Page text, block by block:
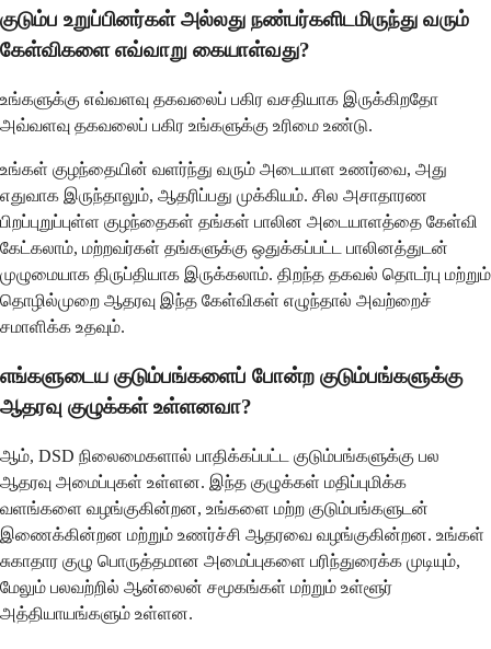
குடும்ப உறுப்பினர்கள் அல்லது நண்பர்களிடமிருந்து வரும்
கேள்விகளை எவ்வாறு கையாள்வது?
உங்களுக்கு எவ்வளவு தகவலைப் பகிர வசதியாக இருக்கிறதோ
அவ்வளவு தகவலைப் பகிர உங்களுக்கு உரிமை உண்டு.
உங்கள் குழந்தையின் வளர்ந்து வரும் அடையாள உணர்வை, அது
எதுவாக இருந்தாலும், ஆதரிப்பது முக்கியம். சில அசாதாரண
பிறப்புறுப்புள்ள குழந்தைகள் தங்கள் பாலின அடையாளத்தை கேள்வி
கேட்கலாம், மற்றவர்கள் தங்களுக்கு ஒதுக்கப்பட்ட பாலினத்துடன்
முழுமையாக திருப்தியாக இருக்கலாம். திறந்த தகவல் தொடர்பு மற்றும்
தொழில்முறை ஆதரவு இந்த கேள்விகள் எழுந்தால் அவற்றைச்
சமாளிக்க உதவும்.
எங்களுடைய குடும்பங்களைப் போன்ற குடும்பங்களுக்கு
ஆதரவு குழுக்கள் உள்ளனவா?
ஆம், DSD நிலைமைகளால் பாதிக்கப்பட்ட குடும்பங்களுக்கு பல
ஆதரவு அமைப்புகள் உள்ளன. இந்த குழுக்கள் மதிப்புமிக்க
வளங்களை வழங்குகின்றன, உங்களை மற்ற குடும்பங்களுடன்
இணைக்கின்றன மற்றும் உணர்ச்சி ஆதரவை வழங்குகின்றன. உங்கள்
சுகாதார குழு பொருத்தமான அமைப்புகளை பரிந்துரைக்க முடியும்,
மேலும் பலவற்றில் ஆன்லைன் சமூகங்கள் மற்றும் உள்ளூர்
அத்தியாயங்களும் உள்ளன.